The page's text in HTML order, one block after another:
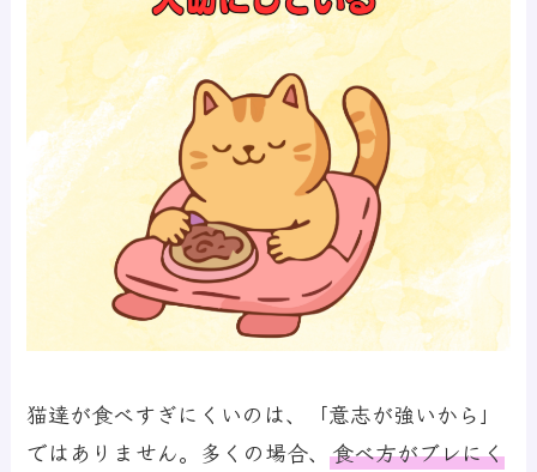
猫達が食べすぎにくいのは、「意志が強いから」
ではありません。多くの場合、食べ方がブレにく